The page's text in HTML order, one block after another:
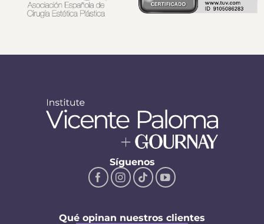
Síguenos
Qué opinan nuestros clientes